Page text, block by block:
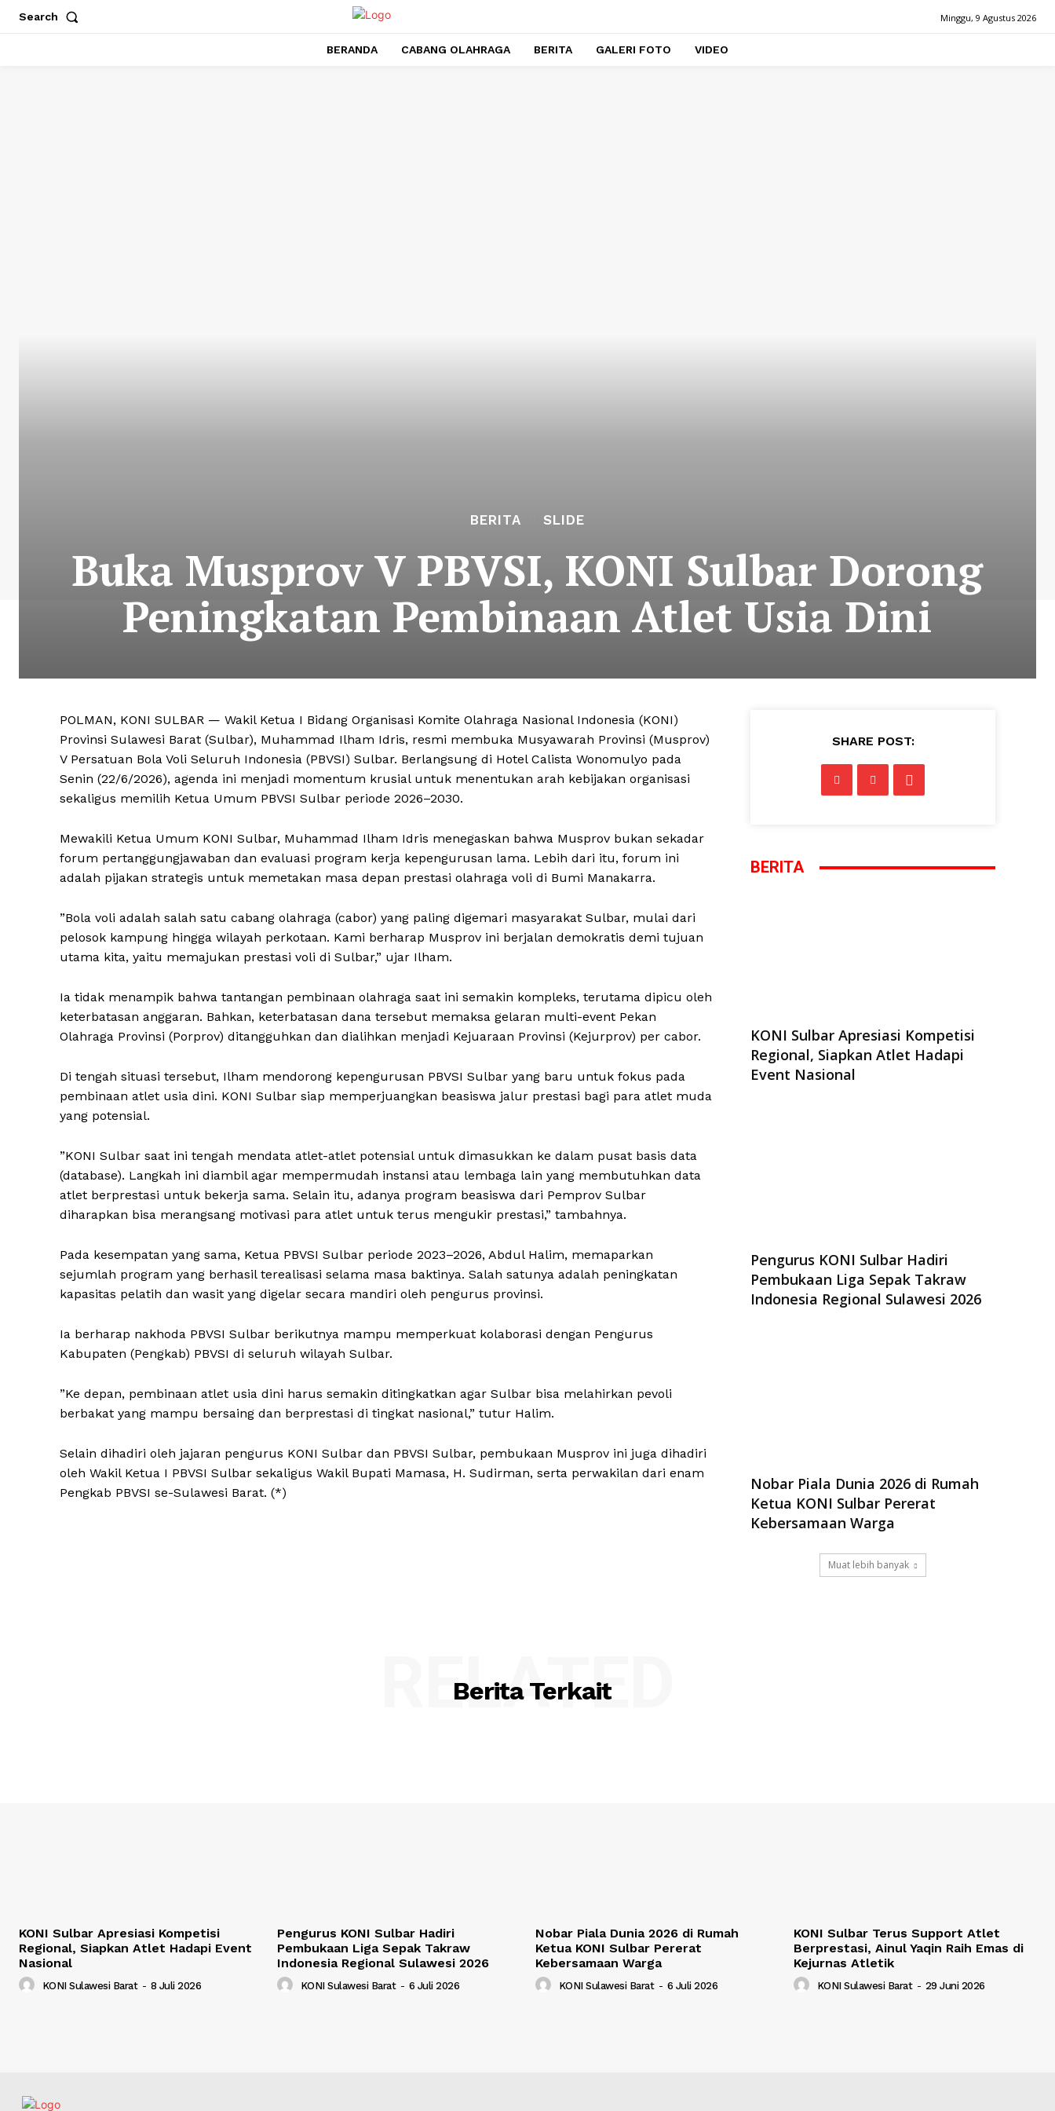
Search Minggu, 9 Agustus 2026
BERANDA CABANG OLAHRAGA BERITA GALERI FOTO VIDEO
BERITA SLIDE
Buka Musprov V PBVSI, KONI Sulbar Dorong
Peningkatan Pembinaan Atlet Usia Dini
​POLMAN, KONI SULBAR — Wakil Ketua I Bidang Organisasi Komite Olahraga Nasional Indonesia (KONI)
Provinsi Sulawesi Barat (Sulbar), Muhammad Ilham Idris, resmi membuka Musyawarah Provinsi (Musprov)
V Persatuan Bola Voli Seluruh Indonesia (PBVSI) Sulbar. Berlangsung di Hotel Calista Wonomulyo pada
Senin (22/6/2026), agenda ini menjadi momentum krusial untuk menentukan arah kebijakan organisasi
sekaligus memilih Ketua Umum PBVSI Sulbar periode 2026–2030.
​Mewakili Ketua Umum KONI Sulbar, Muhammad Ilham Idris menegaskan bahwa Musprov bukan sekadar
forum pertanggungjawaban dan evaluasi program kerja kepengurusan lama. Lebih dari itu, forum ini
adalah pijakan strategis untuk memetakan masa depan prestasi olahraga voli di Bumi Manakarra.
​”Bola voli adalah salah satu cabang olahraga (cabor) yang paling digemari masyarakat Sulbar, mulai dari
pelosok kampung hingga wilayah perkotaan. Kami berharap Musprov ini berjalan demokratis demi tujuan
utama kita, yaitu memajukan prestasi voli di Sulbar,” ujar Ilham.
​​Ia tidak menampik bahwa tantangan pembinaan olahraga saat ini semakin kompleks, terutama dipicu oleh
keterbatasan anggaran. Bahkan, keterbatasan dana tersebut memaksa gelaran multi-event Pekan
Olahraga Provinsi (Porprov) ditangguhkan dan dialihkan menjadi Kejuaraan Provinsi (Kejurprov) per cabor.
​Di tengah situasi tersebut, Ilham mendorong kepengurusan PBVSI Sulbar yang baru untuk fokus pada
pembinaan atlet usia dini. KONI Sulbar siap memperjuangkan beasiswa jalur prestasi bagi para atlet muda
yang potensial.
​”KONI Sulbar saat ini tengah mendata atlet-atlet potensial untuk dimasukkan ke dalam pusat basis data
(database). Langkah ini diambil agar mempermudah instansi atau lembaga lain yang membutuhkan data
atlet berprestasi untuk bekerja sama. Selain itu, adanya program beasiswa dari Pemprov Sulbar
diharapkan bisa merangsang motivasi para atlet untuk terus mengukir prestasi,” tambahnya.
​​Pada kesempatan yang sama, Ketua PBVSI Sulbar periode 2023–2026, Abdul Halim, memaparkan
sejumlah program yang berhasil terealisasi selama masa baktinya. Salah satunya adalah peningkatan
kapasitas pelatih dan wasit yang digelar secara mandiri oleh pengurus provinsi.
​Ia berharap nakhoda PBVSI Sulbar berikutnya mampu memperkuat kolaborasi dengan Pengurus
Kabupaten (Pengkab) PBVSI di seluruh wilayah Sulbar.
​”Ke depan, pembinaan atlet usia dini harus semakin ditingkatkan agar Sulbar bisa melahirkan pevoli
berbakat yang mampu bersaing dan berprestasi di tingkat nasional,” tutur Halim.
​Selain dihadiri oleh jajaran pengurus KONI Sulbar dan PBVSI Sulbar, pembukaan Musprov ini juga dihadiri
oleh Wakil Ketua I PBVSI Sulbar sekaligus Wakil Bupati Mamasa, H. Sudirman, serta perwakilan dari enam
Pengkab PBVSI se-Sulawesi Barat. (*)
SHARE POST:
BERITA
KONI Sulbar Apresiasi Kompetisi
Regional, Siapkan Atlet Hadapi
Event Nasional
Pengurus KONI Sulbar Hadiri
Pembukaan Liga Sepak Takraw
Indonesia Regional Sulawesi 2026
Nobar Piala Dunia 2026 di Rumah
Ketua KONI Sulbar Pererat
Kebersamaan Warga
Muat lebih banyak
Berita Terkait
RELATED
KONI Sulbar Apresiasi Kompetisi
Regional, Siapkan Atlet Hadapi Event
Nasional
KONI Sulawesi Barat - 8 Juli 2026
Pengurus KONI Sulbar Hadiri
Pembukaan Liga Sepak Takraw
Indonesia Regional Sulawesi 2026
KONI Sulawesi Barat - 6 Juli 2026
Nobar Piala Dunia 2026 di Rumah
Ketua KONI Sulbar Pererat
Kebersamaan Warga
KONI Sulawesi Barat - 6 Juli 2026
KONI Sulbar Terus Support Atlet
Berprestasi, Ainul Yaqin Raih Emas di
Kejurnas Atletik
KONI Sulawesi Barat - 29 Juni 2026